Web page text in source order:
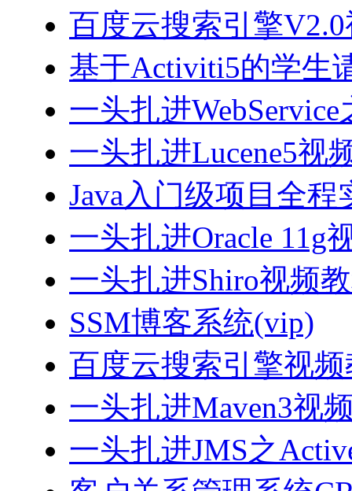
百度云搜索引擎
基于Activiti5的学生
一头扎进
一头扎进Lucene5视
Java入门级项目全程
一头扎进Oracle 11g
一头扎进Shiro视频
SSM博客系统(vip)
百度云搜索引擎视
一头扎进Maven3视
一头扎进JMS之